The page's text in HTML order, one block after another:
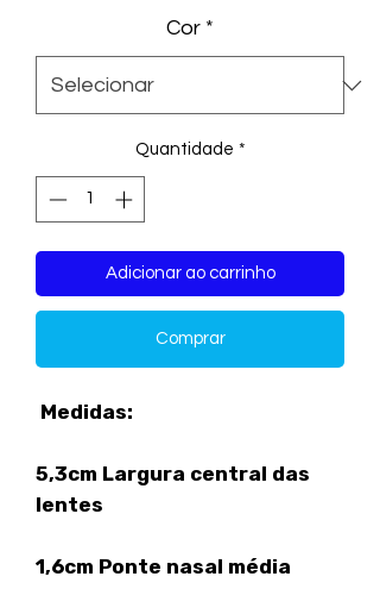
Cor *
Quantidade *
Adicionar ao carrinho
Comprar
Medidas:
5,3cm Largura central das
lentes
1,6cm Ponte nasal média